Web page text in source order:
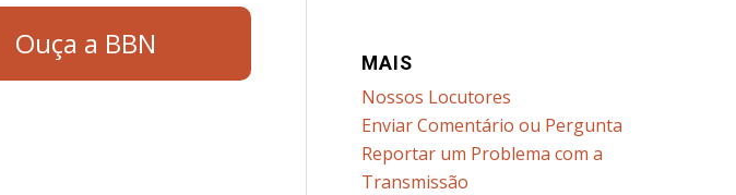
Ouça a BBN
MAIS
Nossos Locutores
Enviar Comentário ou Pergunta
Reportar um Problema com a
Transmissão